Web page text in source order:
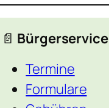
📄 Bürgerservice
Termine
Formulare